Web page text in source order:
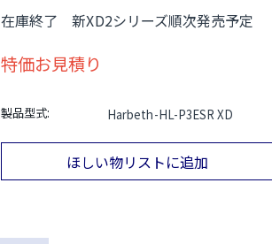
在庫終了 新XD2シリーズ順次発売予定
特価お見積り
製品型式: Harbeth-HL-P3ESR XD
ほしい物リストに追加